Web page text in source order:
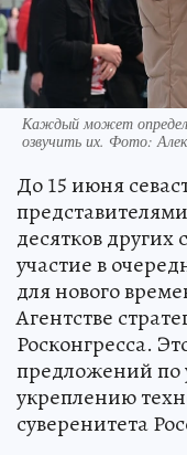
Каждый может
озвучить их. Фото:
До 15 июня
десятков других
участие в
для нового
Агентстве
Росконгресса.
предложений по
укреплению
суверенитета